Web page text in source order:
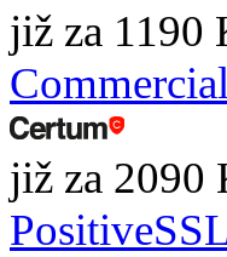
již za 1190
již za 2090